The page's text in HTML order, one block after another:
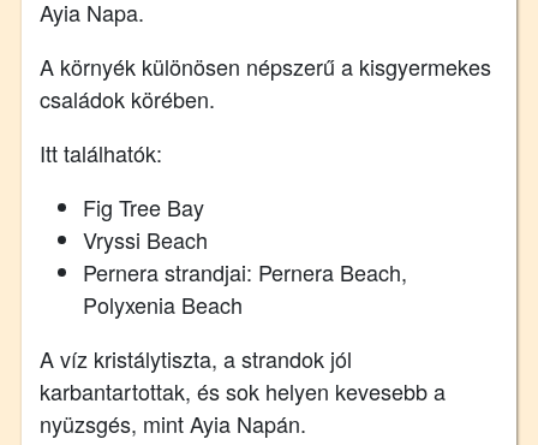
Ayia Napa.
A környék különösen népszerű a kisgyermekes
családok körében.
Itt találhatók:
Fig Tree Bay
Vryssi Beach
Pernera strandjai: Pernera Beach,
Polyxenia Beach
A víz kristálytiszta, a strandok jól
karbantartottak, és sok helyen kevesebb a
nyüzsgés, mint Ayia Napán.